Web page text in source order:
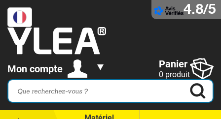
4.8/5
Mon compte Panier
0 produit